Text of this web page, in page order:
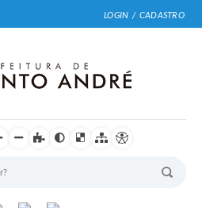
LOGIN / CADASTRO